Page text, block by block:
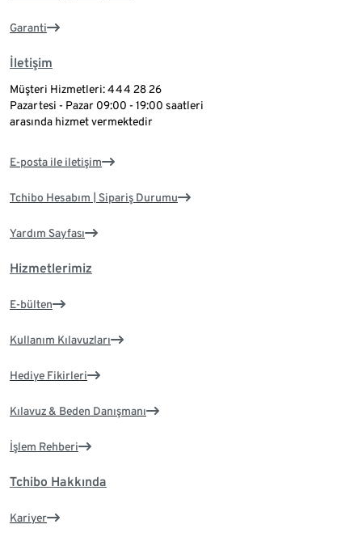
Garanti
İletişim
Müşteri Hizmetleri: 444 28 26
Pazartesi - Pazar 09:00 - 19:00 saatleri
arasında hizmet vermektedir
E-posta ile iletişim
Tchibo Hesabım | Sipariş Durumu
Yardım Sayfası
Hizmetlerimiz
E-bülten
Kullanım Kılavuzları
Hediye Fikirleri
Kılavuz & Beden Danışmanı
İşlem Rehberi
Tchibo Hakkında
Kariyer